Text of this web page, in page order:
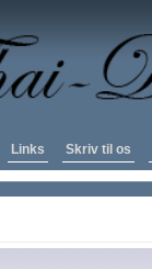
Links Skriv til os